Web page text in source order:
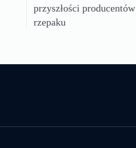
przyszłości producentów
rzepaku